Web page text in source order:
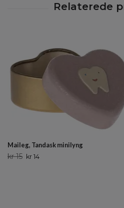
Maileg, Tandask minilyng
kr 15 kr 14